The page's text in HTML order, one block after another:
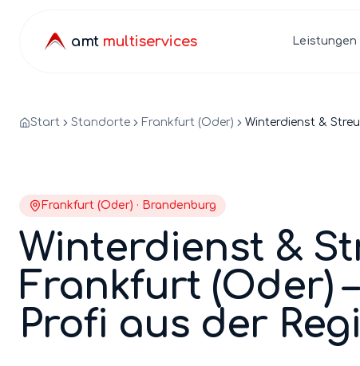
amt multiservices Leistungen
Start Standorte Frankfurt (Oder) Winterdienst &
Frankfurt (Oder) · Brandenburg
Winterdienst &
Frankfurt (Oder)
Profi aus der